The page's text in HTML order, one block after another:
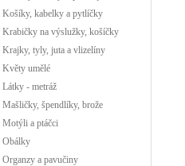
Košíky, kabelky a pytlíčky
Krabičky na výslužky, košíčky
Krajky, tyly, juta a vlizelíny
Květy umělé
Látky - metráž
Mašličky, špendlíky, brože
Motýli a ptáčci
Obálky
Organzy a pavučiny